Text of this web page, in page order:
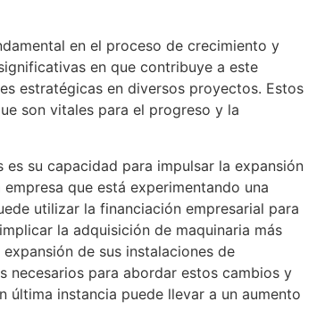
en el proceso de crecimiento y
en que contribuye a este
estratégicas en diversos proyectos. Estos
son vitales para el progreso y la
su capacidad para impulsar la expansión
que está experimentando una
utilizar la financiación empresarial para
la adquisición de maquinaria más
de sus instalaciones de
necesarios para abordar estos cambios y
instancia puede llevar a un aumento